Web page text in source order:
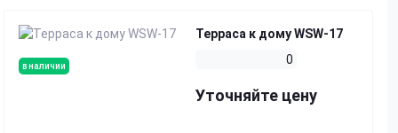
в наличии
Терраса к дому WSW-17
0
Уточняйте цену